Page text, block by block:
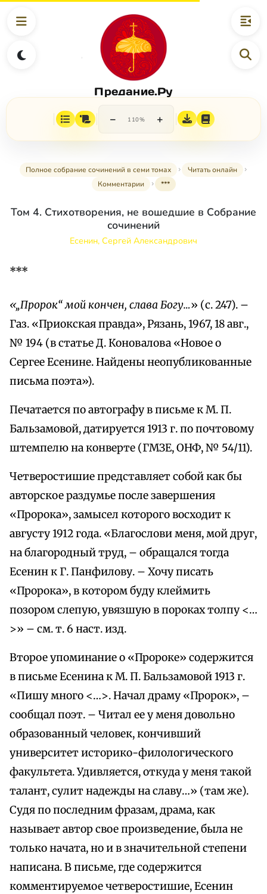
Предание.Ру
− 110% +
Полное собрание сочинений в семи томах
Читать онлайн
Комментарии
***
Том 4. Стихотворения, не вошедшие в Собрание
сочинений
Есенин, Сергей Александрович
***
«„Пророк“ мой кончен, слава Богу…» (с. 247). –
Газ. «Приокская правда», Рязань, 1967, 18 авг.,
№ 194 (в статье Д. Коновалова «Новое о
Сергее Есенине. Найдены неопубликованные
письма поэта»).
Печатается по автографу в письме к М. П.
Бальзамовой, датируется 1913 г. по почтовому
штемпелю на конверте (ГМЗЕ, ОНФ, № 54/11).
Четверостишие представляет собой как бы
авторское раздумье после завершения
«Пророка», замысел которого восходит к
августу 1912 года. «Благослови меня, мой друг,
на благородный труд, – обращался тогда
Есенин к Г. Панфилову. – Хочу писать
«Пророка», в котором буду клеймить
позором слепую, увязшую в пороках толпу <…
>» – см. т. 6 наст. изд.
Второе упоминание о «Пророке» содержится
в письме Есенина к М. П. Бальзамовой 1913 г.
«Пишу много <…>. Начал драму «Пророк», –
сообщал поэт. – Читал ее у меня довольно
образованный человек, кончивший
университет историко-филологического
факультета. Удивляется, откуда у меня такой
талант, сулит надежды на славу…» (там же).
Судя по последним фразам, драма, как
называет автор свое произведение, была не
только начата, но и в значительной степени
написана. В письме, где содержится
комментируемое четверостишие, Есенин